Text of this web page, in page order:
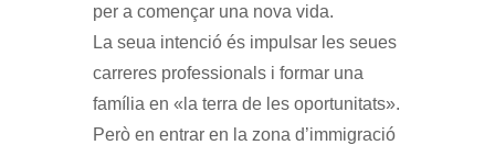
per a començar una nova vida.
La seua intenció és impulsar les seues
carreres professionals i formar una
família en «la terra de les oportunitats».
Però en entrar en la zona d’immigració